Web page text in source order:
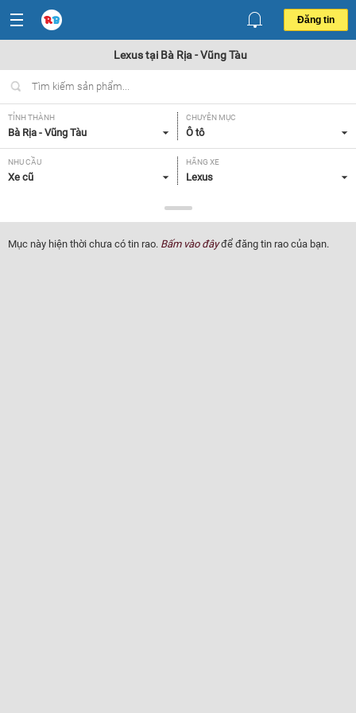
Đăng tin
Lexus tại Bà Rịa - Vũng Tàu
TỈNH THÀNH
Bà Rịa - Vũng Tàu
CHUYÊN MỤC
Ô tô
NHU CẦU
Xe cũ
HÃNG XE
Lexus
Tất cả
NĂM SẢN XUẤT
Tất cả
GIÁ XE XUẤT XỨ
Mục này hiện thời chưa có tin rao. Bấm vào đâyđể đăng tin rao của bạn.